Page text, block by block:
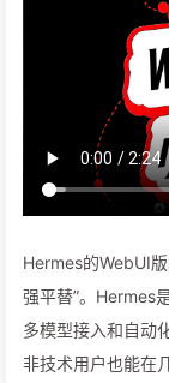
Hermes的WebUI
强平替”。Hermes
多模型接入和自动
非技术用户也能在